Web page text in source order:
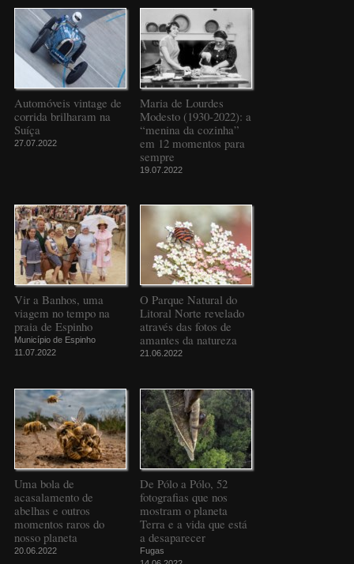
Automóveis vintage de
corrida brilharam na
Suíça
27.07.2022
Maria de Lourdes
Modesto (1930-2022): a
“menina da cozinha”
em 12 momentos para
sempre
19.07.2022
Vir a Banhos, uma
viagem no tempo na
praia de Espinho
Município de Espinho
11.07.2022
O Parque Natural do
Litoral Norte revelado
através das fotos de
amantes da natureza
21.06.2022
Uma bola de
acasalamento de
abelhas e outros
momentos raros do
nosso planeta
20.06.2022
De Pólo a Pólo, 52
fotografias que nos
mostram o planeta
Terra e a vida que está
a desaparecer
Fugas